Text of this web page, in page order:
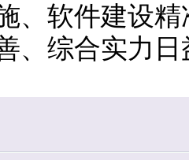
、软件建设
、综合实力